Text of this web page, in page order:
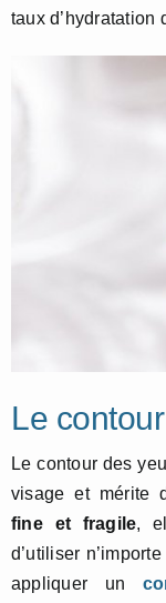
taux d’hydratation
Le
Le contour des
visage et mérite
fine et fragile,
d’utiliser
appliquer un